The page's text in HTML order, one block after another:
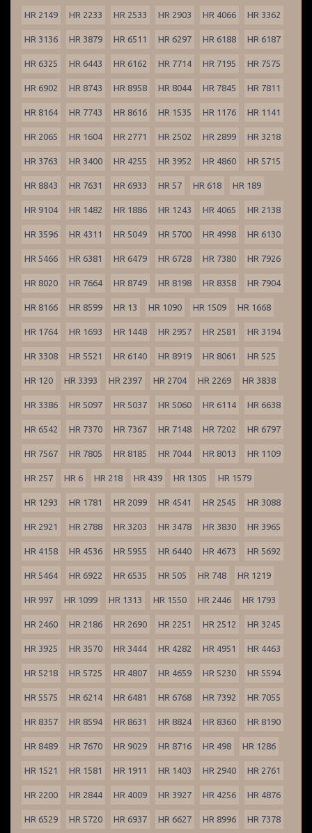
HR 2149 HR 2233 HR 2533 HR 2903 HR 4066 HR 3362
HR 3136 HR 3879 HR 6511 HR 6297 HR 6188 HR 6187
HR 6325 HR 6443 HR 6162 HR 7714 HR 7195 HR 7575
HR 6902 HR 8743 HR 8958 HR 8044 HR 7845 HR 7811
HR 8164 HR 7743 HR 8616 HR 1535 HR 1176 HR 1141
HR 2065 HR 1604 HR 2771 HR 2502 HR 2899 HR 3218
HR 3763 HR 3400 HR 4255 HR 3952 HR 4860 HR 5715
HR 8843 HR 7631 HR 6933 HR 57 HR 618 HR 189
HR 9104 HR 1482 HR 1886 HR 1243 HR 4065 HR 2138
HR 3596 HR 4311 HR 5049 HR 5700 HR 4998 HR 6130
HR 5466 HR 6381 HR 6479 HR 6728 HR 7380 HR 7926
HR 8020 HR 7664 HR 8749 HR 8198 HR 8358 HR 7904
HR 8166 HR 8599 HR 13 HR 1090 HR 1509 HR 1668
HR 1764 HR 1693 HR 1448 HR 2957 HR 2581 HR 3194
HR 3308 HR 5521 HR 6140 HR 8919 HR 8061 HR 525
HR 120 HR 3393 HR 2397 HR 2704 HR 2269 HR 3838
HR 3386 HR 5097 HR 5037 HR 5060 HR 6114 HR 6638
HR 6542 HR 7370 HR 7367 HR 7148 HR 7202 HR 6797
HR 7567 HR 7805 HR 8185 HR 7044 HR 8013 HR 1109
HR 257 HR 6 HR 218 HR 439 HR 1305 HR 1579
HR 1293 HR 1781 HR 2099 HR 4541 HR 2545 HR 3088
HR 2921 HR 2788 HR 3203 HR 3478 HR 3830 HR 3965
HR 4158 HR 4536 HR 5955 HR 6440 HR 4673 HR 5692
HR 5464 HR 6922 HR 6535 HR 505 HR 748 HR 1219
HR 997 HR 1099 HR 1313 HR 1550 HR 2446 HR 1793
HR 2460 HR 2186 HR 2690 HR 2251 HR 2512 HR 3245
HR 3925 HR 3570 HR 3444 HR 4282 HR 4951 HR 4463
HR 5218 HR 5725 HR 4807 HR 4659 HR 5230 HR 5594
HR 5575 HR 6214 HR 6481 HR 6768 HR 7392 HR 7055
HR 8357 HR 8594 HR 8631 HR 8824 HR 8360 HR 8190
HR 8489 HR 7670 HR 9029 HR 8716 HR 498 HR 1286
HR 1521 HR 1581 HR 1911 HR 1403 HR 2940 HR 2761
HR 2200 HR 2844 HR 4009 HR 3927 HR 4256 HR 4876
HR 6529 HR 5720 HR 6937 HR 6627 HR 8996 HR 7378